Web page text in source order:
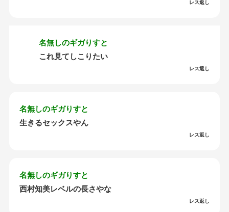
レス返し
名無しのギガりすと
これ見てしこりたい
レス返し
名無しのギガりすと
生きるセックスやん
レス返し
名無しのギガりすと
西村知美レベルの長さやな
レス返し